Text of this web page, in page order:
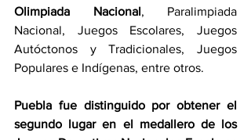
Olimpiada Nacional, Paralimpiada
Nacional, Juegos Escolares, Juegos
Autóctonos y Tradicionales, Juegos
Populares e Indígenas, entre otros.
Puebla fue distinguido por obtener el
segundo lugar en el medallero de los